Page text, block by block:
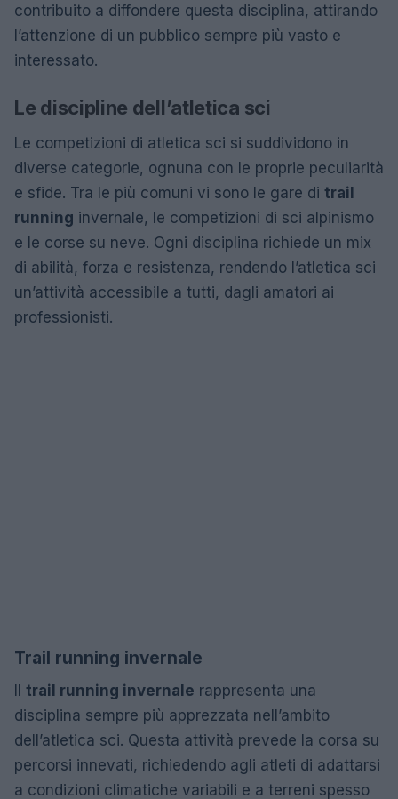
contribuito a diffondere questa disciplina, attirando
l’attenzione di un pubblico sempre più vasto e
interessato.
Le discipline dell’atletica sci
Le competizioni di atletica sci si suddividono in
diverse categorie, ognuna con le proprie peculiarità
e sfide. Tra le più comuni vi sono le gare di trail
running invernale, le competizioni di sci alpinismo
e le corse su neve. Ogni disciplina richiede un mix
di abilità, forza e resistenza, rendendo l’atletica sci
un’attività accessibile a tutti, dagli amatori ai
professionisti.
Trail running invernale
Il trail running invernale rappresenta una
disciplina sempre più apprezzata nell’ambito
dell’atletica sci. Questa attività prevede la corsa su
percorsi innevati, richiedendo agli atleti di adattarsi
a condizioni climatiche variabili e a terreni spesso